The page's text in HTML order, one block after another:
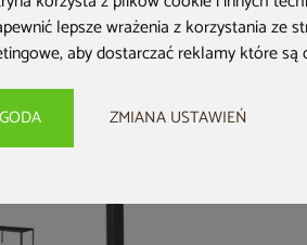
lepsze wrażenia z korzystania ze
,aby dostarczać reklamy które są
ZMIANA USTAWIEŃ